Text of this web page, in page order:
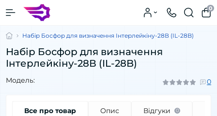
0
Набір Босфор для визначення Інтерлейкіну-28В (IL-28B)
Набір Босфор для визначення
Інтерлейкіну-28В (IL-28B)
Модель: 0
Все про товар Опис Відгуки 0